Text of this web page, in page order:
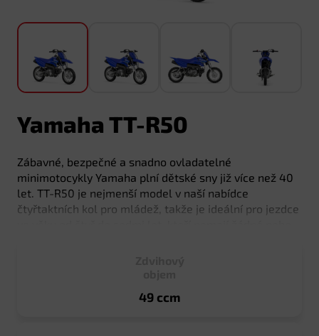
Yamaha TT-R50
Zábavné, bezpečné a snadno ovladatelné
minimotocykly Yamaha plní dětské sny již více než 40
let. TT-R50 je nejmenší model v naší nabídce
čtyřtaktních kol pro mládež, takže je ideální pro jezdce
49 ccm